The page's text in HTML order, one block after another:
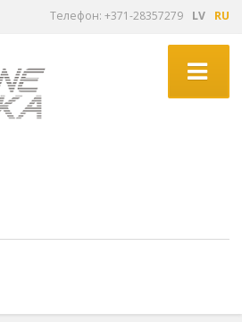
Tелефон: +371-28357279 LV RU